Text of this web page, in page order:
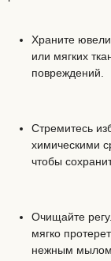
Храните
или мягких
повреждений.
Стремитесь
химическими
чтобы
Очищайте
мягко
нежным